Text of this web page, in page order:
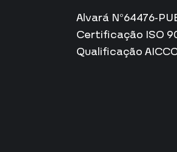
Alvará Nº64476-
Certificação ISO
Qualificação